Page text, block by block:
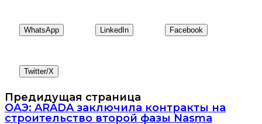
WhatsApp LinkedIn Facebook
Twitter/X
Предидущая страница
ОАЭ: ARADA заключила контракты на
строительство второй фазы Nasma